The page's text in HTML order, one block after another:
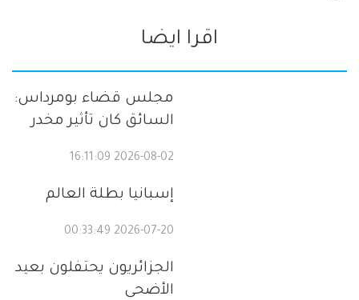
اقرا ايضا
مجلس قضاء بومرداس:
السائق كان تأثير مخدر
2026-08-02 16:11:09
إسبانيا بطلة العالم
2026-07-20 00:33:49
الجزائريون يحتفلون بعيد
الأضحى